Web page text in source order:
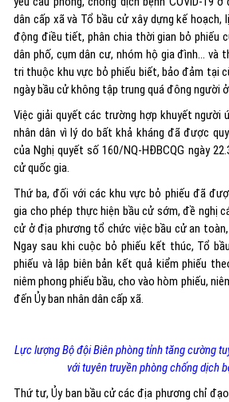
dân cấp xã và Tổ bầu cử xây dựng kế hoạch,
động điều tiết, phân chia thời gian bỏ phiếu
dân phố, cụm dân cư, nhóm hộ gia đình... và
tri thuộc khu vực bỏ phiếu biết, bảo đảm tại
ngày bầu cử không tập trung quá đông người
Việc giải quyết các trường hợp khuyết người
nhân dân vì lý do bất khả kháng đã được
của Nghị quyết số 160/NQ-HĐBCQG ngày
cử quốc gia.
Thứ ba, đối với các khu vực bỏ phiếu đã
gia cho phép thực hiện bầu cử sớm, đề nghị
cử ở địa phương tổ chức việc bầu cử an
Ngay sau khi cuộc bỏ phiếu kết thúc, Tổ
phiếu và lập biên bản kết quả kiểm phiếu
niêm phong phiếu bầu, cho vào hòm phiếu,
đến Ủy ban nhân dân cấp xã.
Lực lượng Bộ đội Biên phòng tỉnh tăng cường
với tuyên truyền phòng chống dịch
Thứ tư, Ủy ban bầu cử các địa phương chỉ